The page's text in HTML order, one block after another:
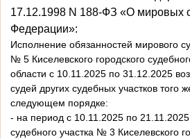
17.12.1998 N 188-ФЗ «О мировых
Федерации»:
Исполнение обязанностей мирового
№ 5 Киселевского городского
области с 10.11.2025 по 31.12.2025
судей других судебных участков того
следующем порядке:
- на период с 10.11.2025 по
судебного участка № 3 Киселевского